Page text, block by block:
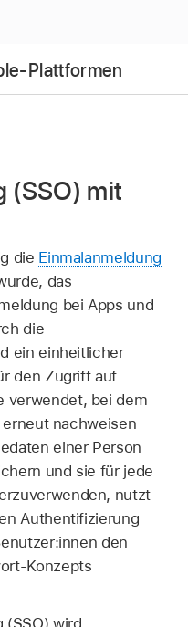
Plattformen
(SSO) mit
die Einmalanmeldung
das
bei Apps und
die
ein einheitlicher
den Zugriff auf
verwendet, bei dem
nachweisen
einer Person
und sie für jede
nutzt
Authentifizierung
den
Konzepts